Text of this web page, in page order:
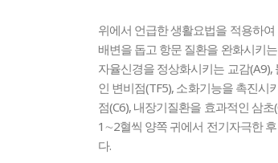
위에서 언급한 생활요법을 적용하여
배변을 돕고 항문 질환을 완화시키
자율신경을 정상화시키는 교감
인 변비점(TF5), 소화기능을 촉진시
점(C6), 내장기질환을 효과적인 삼
1∼2혈씩 양쪽 귀에서 전기자극한
다.